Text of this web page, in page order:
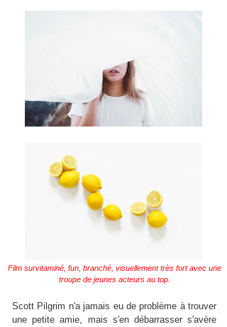
Film survitaminé, fun, branché, visuellement très fort avec une
troupe de jeunes acteurs au top.
Scott Pilgrim n'a jamais eu de problème à trouver
une petite amie, mais s'en débarrasser s'avère